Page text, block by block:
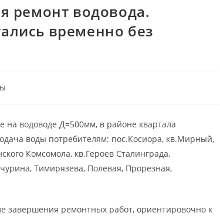
ремонт водовода.
временно без
на водоводе Д=500мм, в районе квартала
воды потребителям: пос.Косиора, кв.Мирный,
Комсомола, кв.Героев Сталинграда,
Тимирязева, Полевая, Прорезная,
завершения ремонтных работ, ориентировочно к